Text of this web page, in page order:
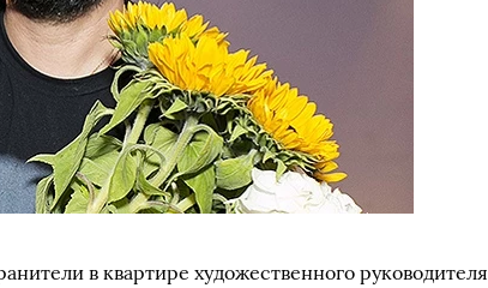
в квартире художественного руководителя